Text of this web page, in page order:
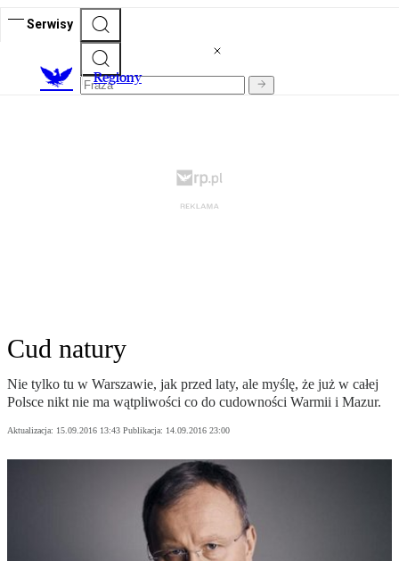
Serwisy
Regiony
Cud natury
Nie tylko tu w Warszawie, jak przed laty, ale myślę, że już w całej
Polsce nikt nie ma wątpliwości co do cudowności Warmii i Mazur.
Aktualizacja: 15.09.2016 13:43 Publikacja: 14.09.2016 23:00